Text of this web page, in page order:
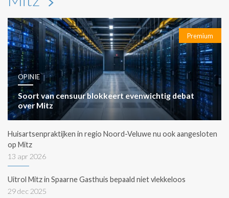
Premium
OPINIE
Soort van censuur blokkeert evenwichtig debat
over Mitz
Huisartsenpraktijken in regio Noord-Veluwe nu ook aangesloten
op Mitz
13 apr 2026
Uitrol Mitz in Spaarne Gasthuis bepaald niet vlekkeloos
29 dec 2025